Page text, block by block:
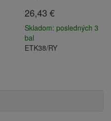
26,43 €
Skladom: posledných 3
bal
ETK38/RY